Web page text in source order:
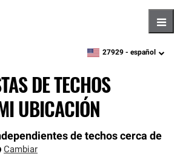
zipcode,language
27929 - español
DE TECHOS
UBICACIÓN
de techos cerca de
Cambiar